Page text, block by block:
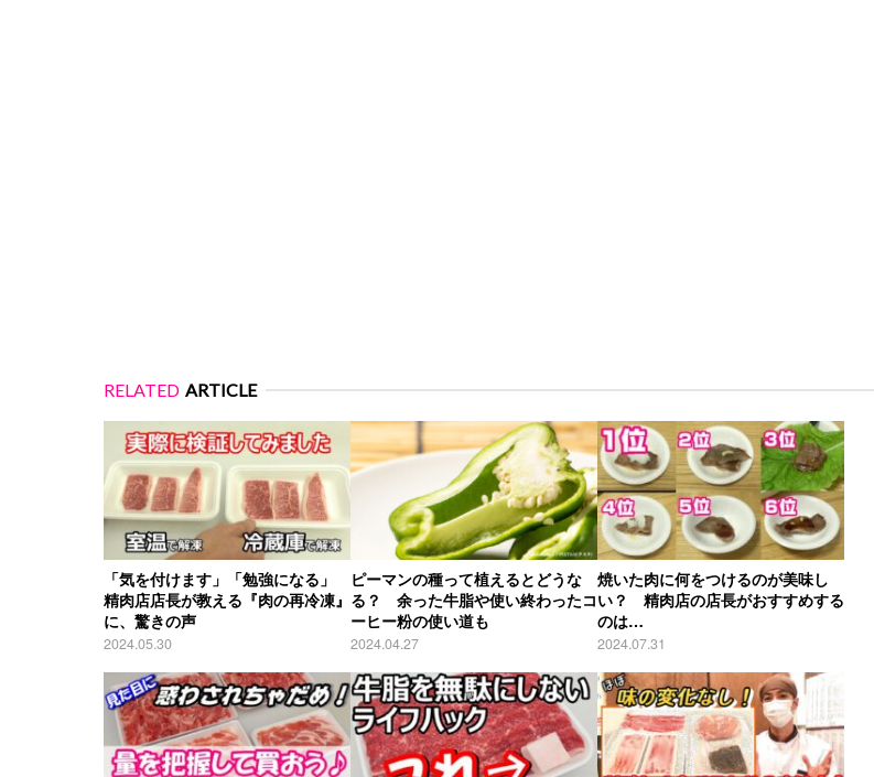
RELATED ARTICLE
「気を付けます」「勉強になる」
精肉店店長が教える『肉の再冷凍』
に、驚きの声
2024.05.30
ピーマンの種って植えるとどうな
る？ 余った牛脂や使い終わったコ
ーヒー粉の使い道も
2024.04.27
焼いた肉に何をつけるのが美味し
い？ 精肉店の店長がおすすめする
のは…
2024.07.31